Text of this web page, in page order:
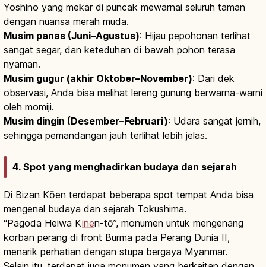
Yoshino yang mekar di puncak mewarnai seluruh taman
dengan nuansa merah muda.
Musim panas (Juni–Agustus): Hijau pepohonan terlihat
sangat segar, dan keteduhan di bawah pohon terasa
nyaman.
Musim gugur (akhir Oktober–November): Dari dek
observasi, Anda bisa melihat lereng gunung berwarna-warni
oleh momiji.
Musim dingin (Desember–Februari): Udara sangat jernih,
sehingga pemandangan jauh terlihat lebih jelas.
4. Spot yang menghadirkan budaya dan sejarah
Di Bizan Kōen terdapat beberapa spot tempat Anda bisa
mengenal budaya dan sejarah Tokushima.
“Pagoda Heiwa Kinen-tō”, monumen untuk mengenang
korban perang di front Burma pada Perang Dunia II,
menarik perhatian dengan stupa bergaya Myanmar.